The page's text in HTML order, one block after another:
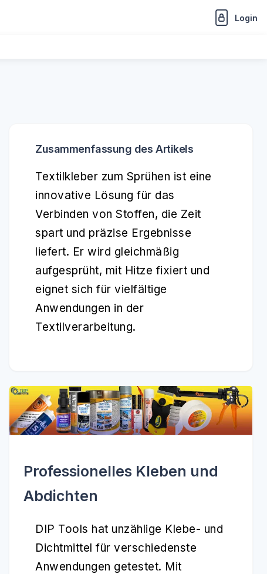
Login
Zusammenfassung des Artikels
Textilkleber zum Sprühen ist eine
innovative Lösung für das
Verbinden von Stoffen, die Zeit
spart und präzise Ergebnisse
liefert. Er wird gleichmäßig
aufgesprüht, mit Hitze fixiert und
eignet sich für vielfältige
Anwendungen in der
Textilverarbeitung.
Professionelles Kleben und
Abdichten
DIP Tools hat unzählige Klebe- und
Dichtmittel für verschiedenste
Anwendungen getestet. Mit